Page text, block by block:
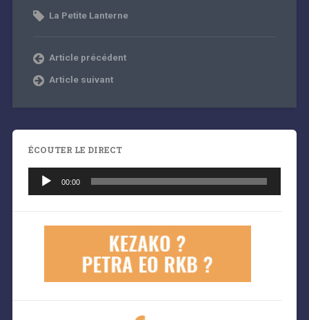
La Petite Lanterne
Article précédent
Article suivant
ÉCOUTER LE DIRECT
audio
00:00